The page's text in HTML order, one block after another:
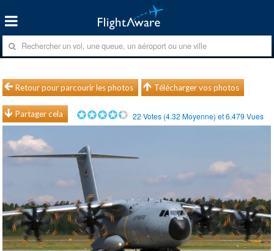
Retour pour parcourir les photos Télécharger vos photos
Partager cela 22 Votes (4.32 Moyenne) et6.479 Vues